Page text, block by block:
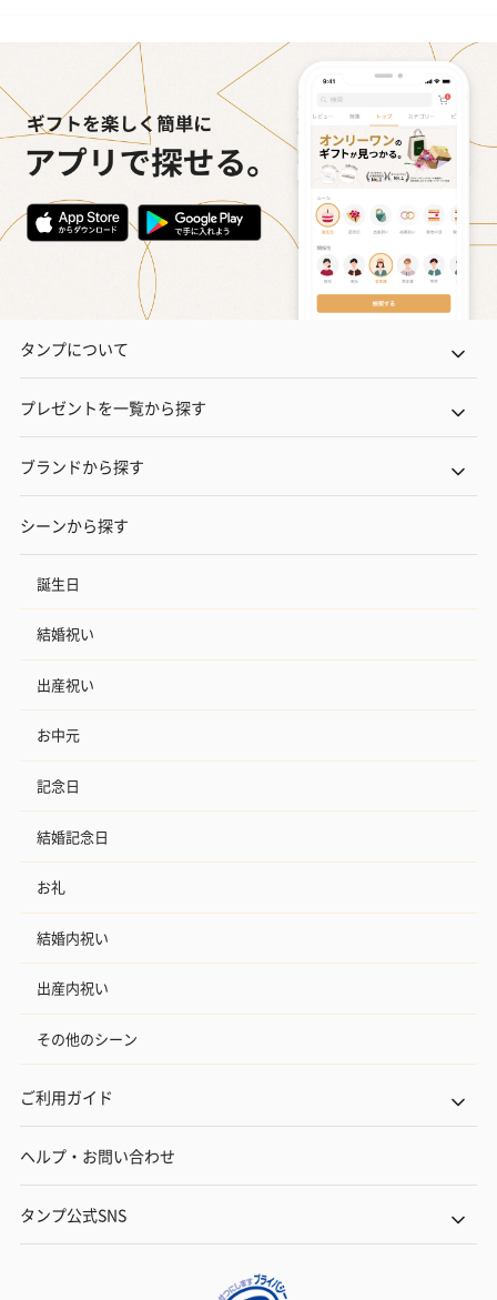
タンプについて
プレゼントを一覧から探す
ブランドから探す
シーンから探す
誕生日
結婚祝い
出産祝い
お中元
記念日
結婚記念日
お礼
結婚内祝い
出産内祝い
その他のシーン
ご利用ガイド
ヘルプ・お問い合わせ
タンプ公式SNS